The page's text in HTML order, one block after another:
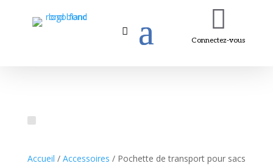

Connectez-vous
Accueil / Accessoires / Pochette de transport pour sacs